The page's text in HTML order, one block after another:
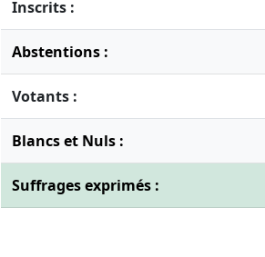
Inscrits :
Abstentions :
Votants :
Blancs et Nuls :
Suffrages exprimés :